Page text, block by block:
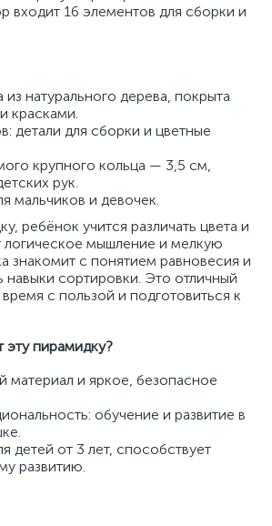
входит 16 элементов для сборки и
из натурального дерева, покрыта
красками.
детали для сборки и цветные
крупного кольца — 3,5 см,
рук.
мальчиков и девочек.
ребёнок учится различать цвета и
логическое мышление и мелкую
знакомит с понятием равновесия и
навыки сортировки. Это отличный
с пользой и подготовиться к
пирамидку?
материал и яркое, безопасное
обучение и развитие в
детей от 3 лет, способствует
развитию.